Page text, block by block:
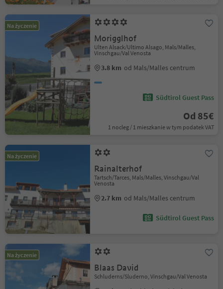
Na życzenie
Morigglhof
Ulten Alsack/Ultimo Alsago, Mals/Malles,
Vinschgau/Val Venosta
3.8 km od Mals/Malles centrum
Südtirol Guest Pass
Od 85€
1 nocleg / 1 mieszkanie w tym podatek VAT
Na życzenie
Rainalterhof
Tartsch/Tarces, Mals/Malles, Vinschgau/Val
Venosta
2.7 km od Mals/Malles centrum
Südtirol Guest Pass
Na życzenie
Blaas David
Schluderns/Sluderno, Vinschgau/Val Venosta